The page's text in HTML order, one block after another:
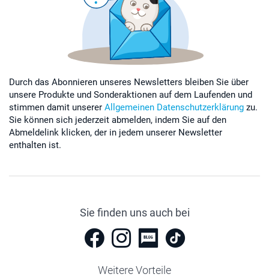
Durch das Abonnieren unseres Newsletters bleiben Sie über
unsere Produkte und Sonderaktionen auf dem Laufenden und
stimmen damit unserer Allgemeinen Datenschutzerklärung zu.
Sie können sich jederzeit abmelden, indem Sie auf den
Abmeldelink klicken, der in jedem unserer Newsletter
enthalten ist.
Sie finden uns auch bei
Weitere Vorteile